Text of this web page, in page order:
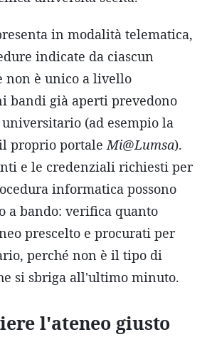
in modalità telematica,
indicate da ciascun
non è unico a livello
bandi già aperti prevedono
(ad esempio la
proprio portaleMi@Lumsa).
e le credenziali richiesti per
informatica possono
a bando: verifica quanto
prescelto e procurati per
perché non è il tipo di
si sbriga all'ultimo minuto.
l'ateneo giusto